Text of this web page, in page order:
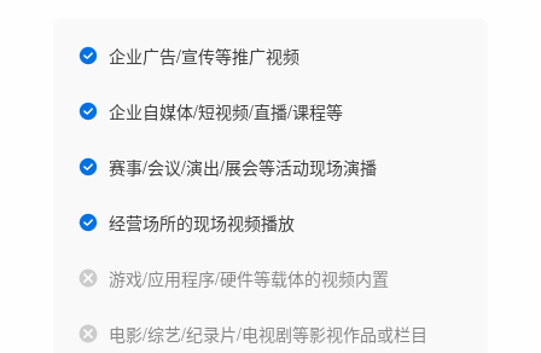
企业广告/宣传等推广视频
企业自媒体/短视频/直播/课程等
赛事/会议/演出/展会等活动现场演播
经营场所的现场视频播放
游戏/应用程序/硬件等载体的视频内置
电影/综艺/纪录片/电视剧等影视作品或栏目